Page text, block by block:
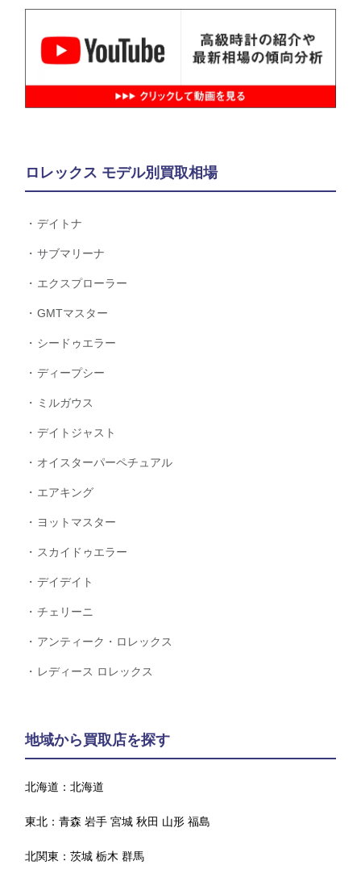
ロレックス モデル別買取相場
デイトナ
サブマリーナ
エクスプローラー
GMTマスター
シードゥエラー
ディープシー
ミルガウス
デイトジャスト
オイスターパーペチュアル
エアキング
ヨットマスター
スカイドゥエラー
デイデイト
チェリーニ
アンティーク・ロレックス
レディース ロレックス
地域から買取店を探す
北海道：北海道
東北：青森 岩手 宮城 秋田 山形 福島
北関東：茨城 栃木 群馬